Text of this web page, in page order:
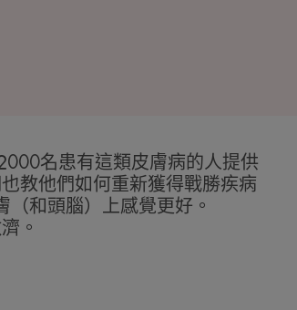
名患有這類皮膚病的人提供
教他們如何重新獲得戰勝疾病
和頭腦）上感覺更好。
。